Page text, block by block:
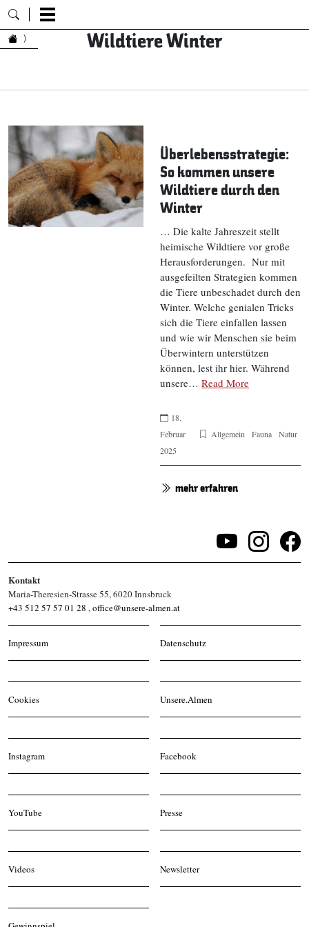
Zum Inhalt springenWildtiere Winter
Überlebensstrategie:
So kommen unsere
Wildtiere durch den
Winter
… Die kalte Jahreszeit stellt
heimische Wildtiere vor große
Herausforderungen. Nur mit
ausgefeilten Strategien kommen
die Tiere unbeschadet durch den
Winter. Welche genialen Tricks
sich die Tiere einfallen lassen
und wie wir Menschen sie beim
Überwintern unterstützen
können, lest ihr hier. Während
unsere… Read More
18.
Februar
2025
Allgemein Fauna Natur
mehr erfahren
Kontakt
Maria-Theresien-Strasse 55, 6020 Innsbruck
+43 512 57 57 01 28 ,office@unsere-almen.at
Impressum Datenschutz
Cookies Unsere.Almen
Instagram Facebook
YouTube Presse
Videos Newsletter